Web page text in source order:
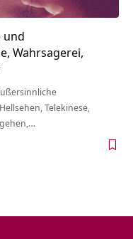
und
Wahrsagerei,
Telekinese,